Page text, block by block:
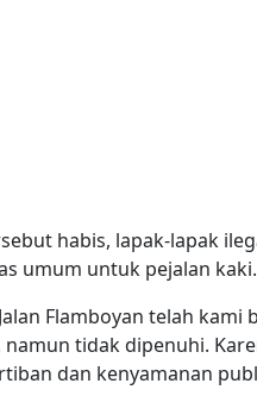
habis, lapak-lapak
umum untuk pejalan kaki.
Flamboyan telah
tidak dipenuhi.
dan kenyamanan